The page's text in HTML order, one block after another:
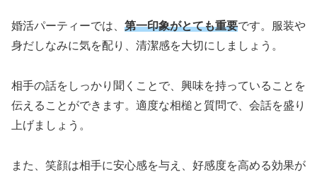
婚活パーティーでは、 第一印象がとても重要です。服装や
身だしなみに気を配り、清潔感を大切にしましょう。
相手の話をしっかり聞くことで、興味を持っていることを
伝えることができます。適度な相槌と質問で、会話を盛り
上げましょう。
また、笑顔は相手に安心感を与え、好感度を高める効果が